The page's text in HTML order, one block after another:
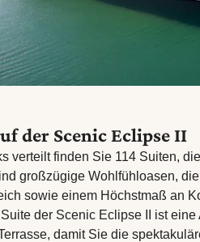
der Scenic Eclipse II
verteilt finden Sie 114 Suiten,
großzügige Wohlfühloasen,
sowie einem Höchstmaß an
der Scenic Eclipse II ist
damit Sie die